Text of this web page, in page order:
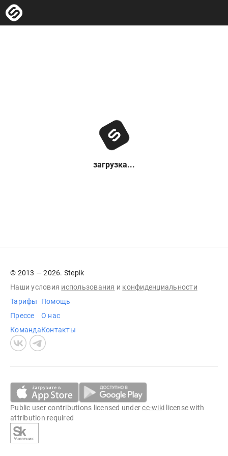
загрузка...
© 2013 — 2026. Stepik
Наши условия использования и конфиденциальности
Тарифы
Прессе
Команда
Помощь
О нас
Контакты
Public user contributions licensed undercc-wiki license with
attribution required